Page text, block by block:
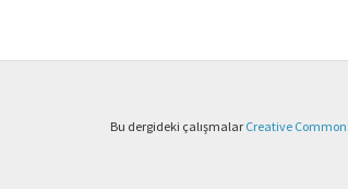
Bu dergideki çalışmalar Creative